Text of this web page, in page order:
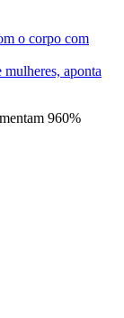
o corpo com
aponta